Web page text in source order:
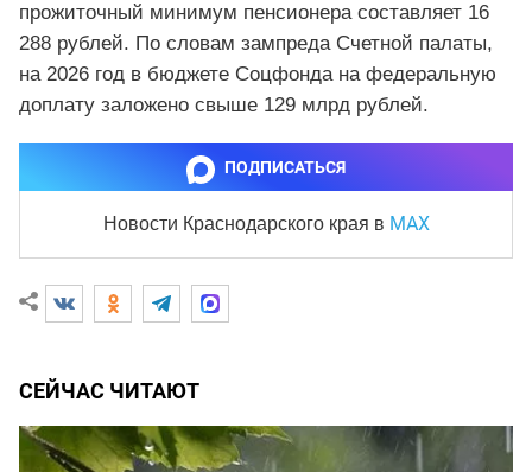
прожиточный минимум пенсионера составляет 16
288 рублей. По словам зампреда Счетной палаты,
на 2026 год в бюджете Соцфонда на федеральную
доплату заложено свыше 129 млрд рублей.
ПОДПИСАТЬСЯ
Новости Краснодарского края в MAX
СЕЙЧАС ЧИТАЮТ